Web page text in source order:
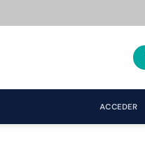
ACCEDER